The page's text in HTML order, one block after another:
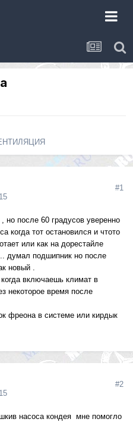
#1
но после 60 градусов уверенно
когда тот остановился и чтото
или как на дорестайле
думал подшипник но после
новый .
включаешь климат в
некоторое время после
фреона в системе или кирдык
#2
насоса кондея мне помогло